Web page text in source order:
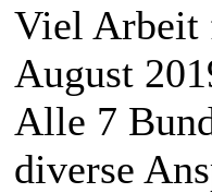
Viel Arbeit
August
Alle 7
diverse